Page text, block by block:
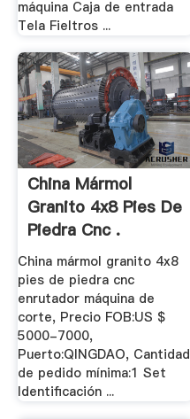
máquina Caja de entrada
Tela Fieltros ...
China Mármol
Granito 4x8 Pies De
Piedra Cnc .
China mármol granito 4x8
pies de piedra cnc
enrutador máquina de
corte, Precio FOB:US $
5000-7000,
Puerto:QINGDAO, Cantidad
de pedido mínima:1 Set
Identificación ...